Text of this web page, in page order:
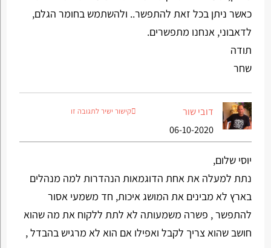
כאשר ניתן בכל זאת להתפשר.. ולהשתמש בחומר הגלם,
לדאבוני, אנחנו מתפשרים.
תודה
שחר
דובי שור
06-10-2020
קישור ישיר לתגובה זו
יוסי שלום,
נתת למעלה את אחת הדוגמאות הנהדרות למה מנהלים
בארץ לא מבינים את המושג איכות, חד משמעי אסור
להתפשר , פשרה משמעותה לא לתת ללקוח את מה שהוא
חושב שהוא צריך לקבל ואפילו אם הוא לא מרגיש בהבדל ,